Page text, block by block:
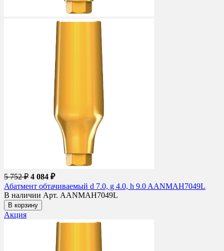
5 752 ₽ 4 084 ₽
Абатмент обтачиваемый d 7.0, g 4.0, h 9.0 AANMAH7049L
В наличии Арт. AANMAH7049L
В корзину
Акция